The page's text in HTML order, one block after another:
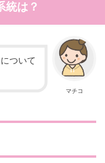
統は？
マチコ
ついて